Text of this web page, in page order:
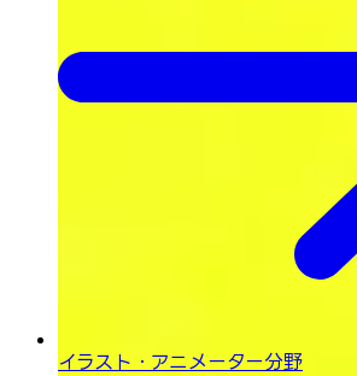
イラスト・ アニメーター分野